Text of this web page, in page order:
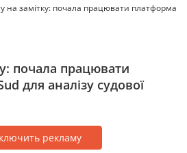
на замітку: почала працювати платформа
почала працювати
для аналізу судової
рекламу